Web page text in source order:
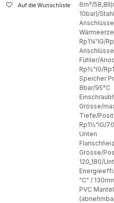
Auf die Wunschliste
6m²/
10bar)/
Anschlüsse
Rp1¼"IG/
Anschlüsse
Fühler/
Rp½"IG/
Speicher
8bar/95°C
Grösse/
Tiefe/
Rp1½"IG/
Unten
Grösse/
120_180/
"C" /
PVC Mantel